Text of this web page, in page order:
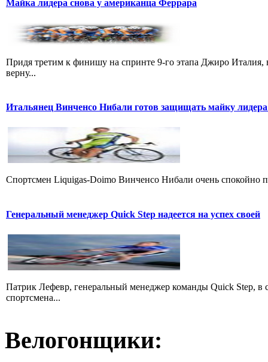
Майка лидера снова у американца Феррара
Придя третим к финишу на спринте 9-го этапа Джиро
верну...
Итальянец Винченсо Нибали готов защищать майку
Cпортсмен Liquigas-Doimo Винченсо Нибали очень спокойно
Генеральный менеджер Quick Step надеется на успех своей
Патрик Лефевр, генеральный менеджер команды Quick Step, в
спортсмена...
Велогонщики: